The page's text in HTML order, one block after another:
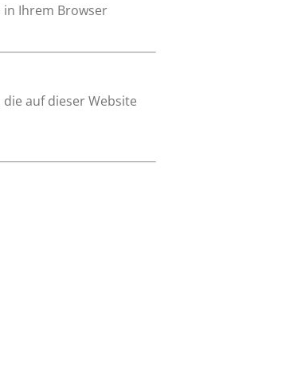
in Ihrem Browser
auf dieser Website